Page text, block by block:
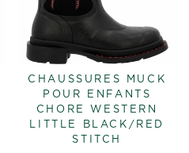
CHAUSSURES MUCK
POUR ENFANTS
CHORE WESTERN
LITTLE BLACK/RED
STITCH